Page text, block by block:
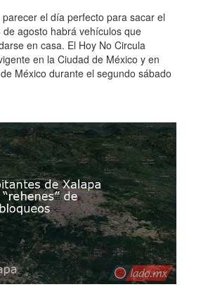
el día perfecto para sacar el
agosto habrá vehículos que
en casa. El Hoy No Circula
en la Ciudad de México y en
México durante el segundo sábado